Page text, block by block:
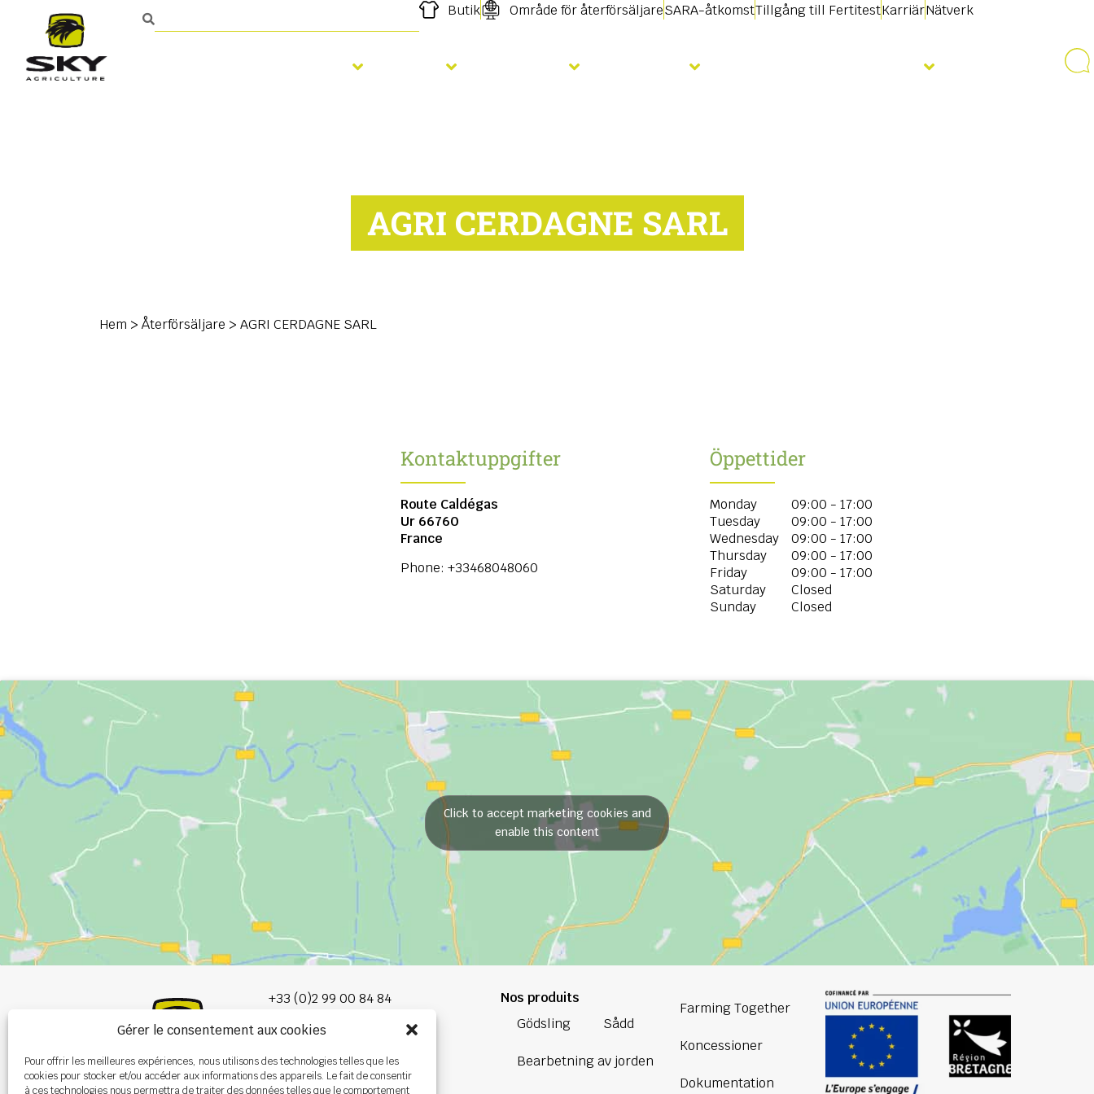
Gérer le consentement aux cookies
Pour offrir les meilleures expériences, nous utilisons des technologies telles que les
cookies pour stocker et/ou accéder aux informations des appareils. Le fait de consentir
à ces technologies nous permettra de traiter des données telles que le comportement
Butik Område för återförsäljareSARA-åtkomstTillgång till FertitestKarriärNätverk
AGRI CERDAGNE SARL
Hem > Återförsäljare > AGRI CERDAGNE SARL
Kontaktuppgifter
Route Caldégas
Ur 66760
France
Phone: +33468048060
Öppettider
Monday
09:00 - 17:00
Tuesday
09:00 - 17:00
Wednesday
09:00 - 17:00
Thursday
09:00 - 17:00
Friday
09:00 - 17:00
Saturday
Closed
Sunday
Closed
Click to accept marketing cookies and
enable this content
+33 (0)2 99 00 84 84
info@burel-group.com
Les Portes de Bretagne
P.A. de la Gaultière,
Nos produits
Gödsling
Sådd
Bearbetning av jorden
Farming Together
Koncessioner
Dokumentation